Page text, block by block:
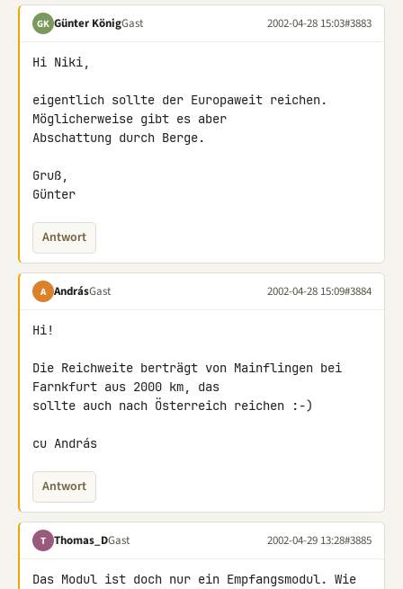
GK Günter KönigGast 2002-04-28 15:03#3883
Hi Niki,
eigentlich sollte der Europaweit reichen.
Möglicherweise gibt es aber
Abschattung durch Berge.
Gruß,
Günter
Antwort
A AndrásGast 2002-04-28 15:09#3884
Hi!
Die Reichweite berträgt von Mainflingen bei
Farnkfurt aus 2000 km, das
sollte auch nach Österreich reichen :-)
cu András
Antwort
T Thomas_DGast 2002-04-29 13:28#3885
Das Modul ist doch nur ein Empfangsmodul. Wie